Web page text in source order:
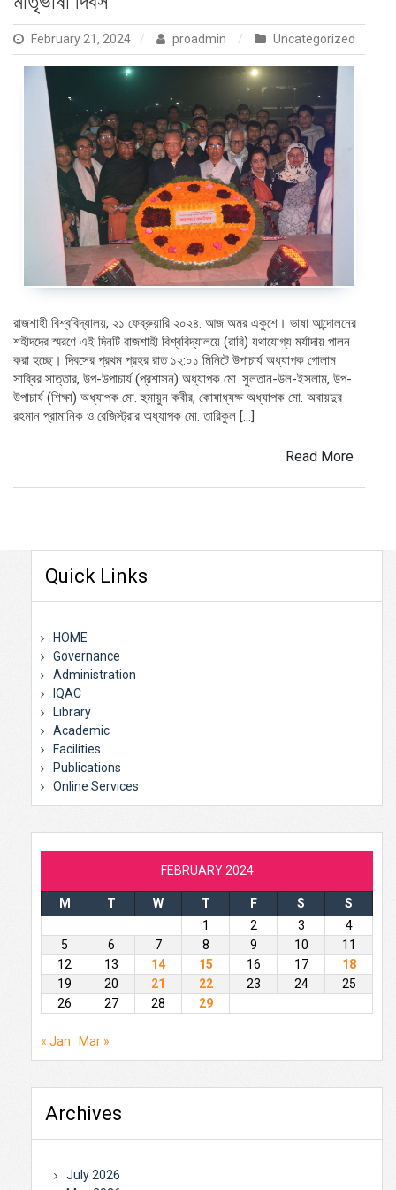
February 21, 2024 proadmin Uncategorized
রাজশাহী বিশ্ববিদ্যালয়, ২১ ফেব্রুয়ারি ২০২৪: আজ অমর একুশে। ভাষা আন্দোলনের
শহীদদের স্মরণে এই দিনটি রাজশাহী বিশ্ববিদ্যালয়ে (রাবি) যথাযোগ্য মর্যাদায় পালন
করা হচ্ছে। দিবসের প্রথম প্রহর রাত ১২:০১ মিনিটে উপাচার্য অধ্যাপক গোলাম
সাব্বির সাত্তার, উপ-উপাচার্য (প্রশাসন) অধ্যাপক মো. সুলতান-উল-ইসলাম, উপ-
উপাচার্য (শিক্ষা) অধ্যাপক মো. হুমায়ুন কবীর, কোষাধ্যক্ষ অধ্যাপক মো. অবায়দুর
রহমান প্রামানিক ও রেজিস্ট্রার অধ্যাপক মো. তারিকুল […]
Read More
Quick Links
HOME
Governance
Administration
IQAC
Library
Academic
Facilities
Publications
Online Services
FEBRUARY 2024
M T W T F S
S
1
2 3
4
5
6 7 8 9 10
11
12
13 14 15 16 17
18
19
20 21 22 23 24
25
26
27 28 29
« Jan Mar »
Archives
July 2026